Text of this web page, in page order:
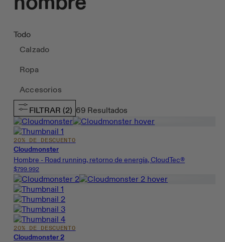
Todo
Calzado
Ropa
Accesorios
FILTRAR (2) 69 Resultados
20% DE DESCUENTO
Cloudmonster
Hombre - Road running, retorno de energía, CloudTec®
$799.992
20% DE DESCUENTO
Cloudmonster 2